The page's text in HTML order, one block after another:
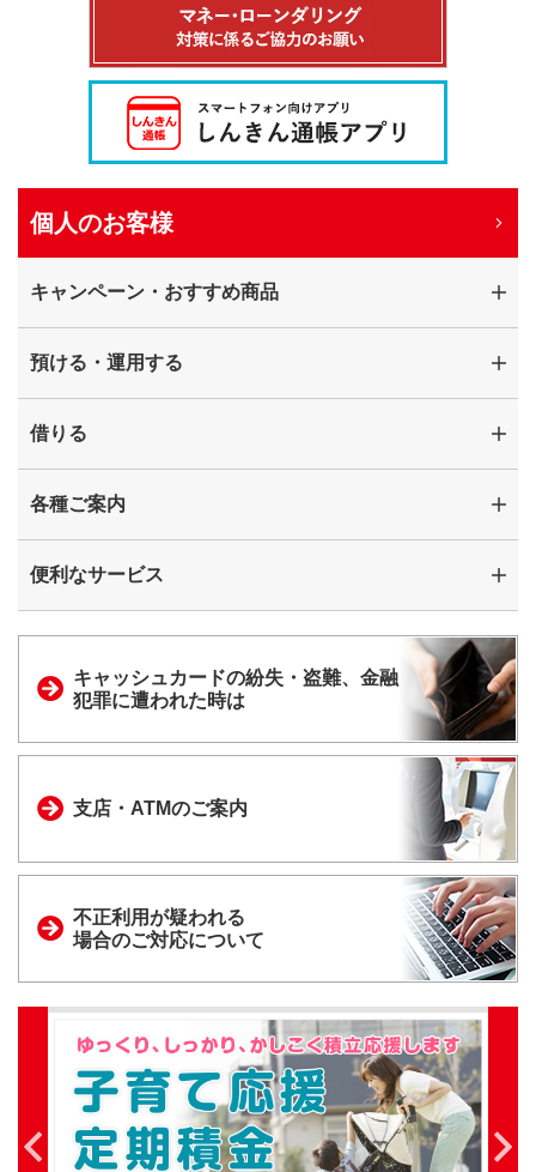
個人のお客様
キャンペーン・おすすめ商品
預ける・運用する
借りる
各種ご案内
便利なサービス
キャッシュカードの紛失・盗難、金融
犯罪に遭われた時は
支店・ATMのご案内
不正利用が疑われる
場合のご対応について